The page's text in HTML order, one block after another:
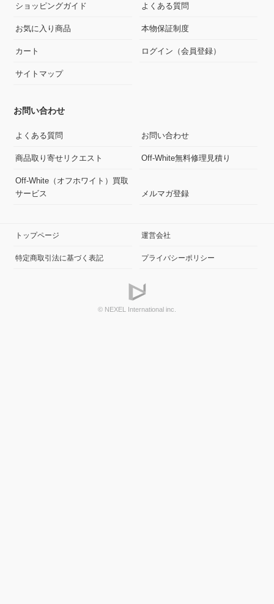
ショッピングガイド よくある質問
お気に入り商品 本物保証制度
カート ログイン（会員登録）
サイトマップ
お問い合わせ
よくある質問 お問い合わせ
商品取り寄せリクエスト Off-White無料修理見積り
Off-White（オフホワイト）買取
サービス
メルマガ登録
トップページ 運営会社
特定商取引法に基づく表記 プライバシーポリシー
© NEXEL International inc.